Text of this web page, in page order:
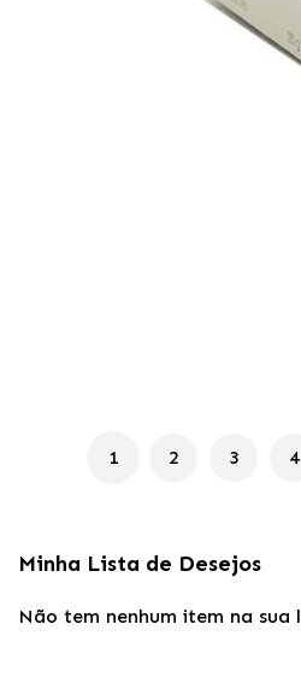
Página
Actualmente, está
1 Página
2 Página
3 4
Minha Lista de Desejos
Não tem nenhum item na sua